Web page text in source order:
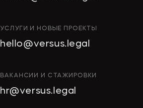
УСЛУГИ И НОВЫЕ ПРОЕКТЫ
hello@versus.legal
ВАКАНСИИ И СТАЖИРОВКИ
hr@versus.legal